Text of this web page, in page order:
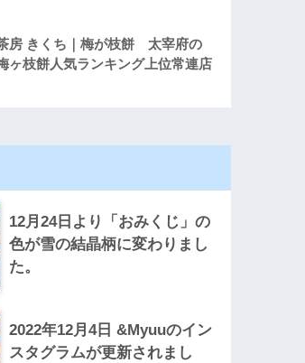
房 きくち｜梅が枝餅 太宰府の
ヶ枝餅人気ランキング上位常連店
12月24日より「おみくじ」の
色が雪の結晶柄に変わりまし
た。
2022年12月4日 &Myuuのイン
スタグラムが更新されまし